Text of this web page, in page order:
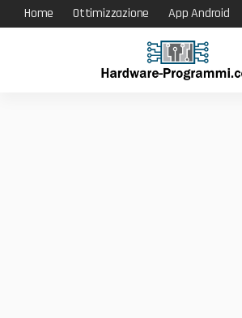
Home Ottimizzazione App Android